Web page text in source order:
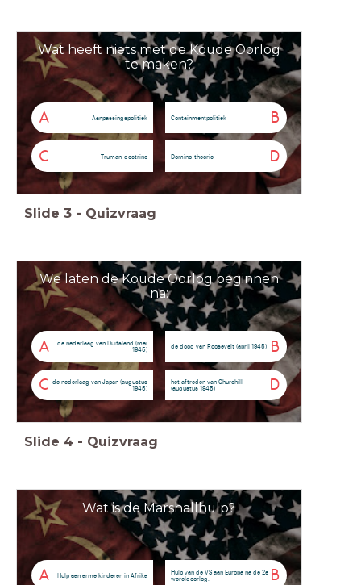
Wat heeft niets met de Koude Oorlog
te maken?
A Aanpassingspolitiek B
Containmentpolitiek
C Truman-doctrine D
Domino-theorie
Slide 3 - Quizvraag
We laten de Koude Oorlog beginnen
na:
A
de nederlaag van Duitsland (mei
1945)
B
de dood van Roosevelt (april 1945)
C de nederlaag van Japan (augustus
1945)
D
het aftreden van Churchill
(augustus 1945)
Slide 4 - Quizvraag
Wat is de Marshallhulp?
A Hulp aan arme kinderen in Afrika B
Hulp van de VS aan Europa na de 2e
wereldoorlog.